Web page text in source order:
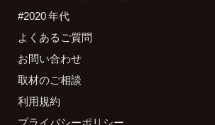
#2020 年代
よくあるご質問
お問い合わせ
取材のご相談
利用規約